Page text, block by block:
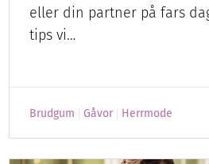
eller din partner på fars
tips vi…
Brudgum Gåvor Herrmode